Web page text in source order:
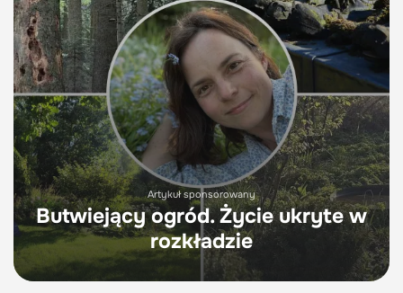
Artykuł sponsorowany
Butwiejący ogród. Życie ukryte w
rozkładzie